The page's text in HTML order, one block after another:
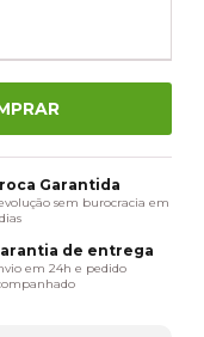
Garantida
sem burocracia em
de entrega
em 24h e pedido